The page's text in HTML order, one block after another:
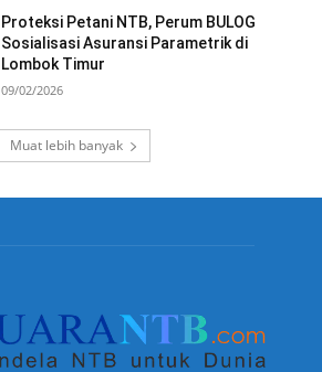
Proteksi Petani NTB, Perum BULOG
Sosialisasi Asuransi Parametrik di
Lombok Timur
09/02/2026
Muat lebih banyak